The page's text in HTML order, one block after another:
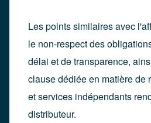
Les points similaires avec
le non-respect des
délai et de transparence,
clause dédiée en matière de
et services indépendants
distributeur.